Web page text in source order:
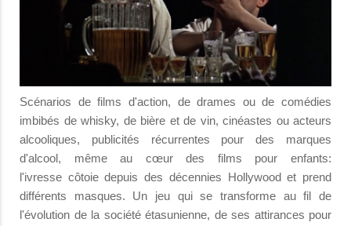
Scénarios de films d'action, de drames ou de comédies
imbibés de whisky, de bière et de vin, cinéastes ou acteurs
alcooliques, publicités récurrentes pour des marques
d'alcool, même au cœur des films pour enfants:
l'ivresse côtoie depuis des décennies Hollywood et prend
différents masques. Un jeu qui se transforme au fil de
l'évolution de la société étasunienne, de ses attirances pour